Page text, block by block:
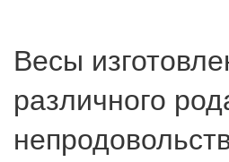
Весы
различного